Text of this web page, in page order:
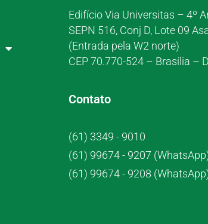
Edifício Via Universitas – 4º
SEPN 516, Conj D, Lote 09
(Entrada pela W2 norte)
CEP 70.770-524 – Brasília –
Contato
(61) 3349 - 9010
(61) 99674 - 9207
(61) 99674 - 9208